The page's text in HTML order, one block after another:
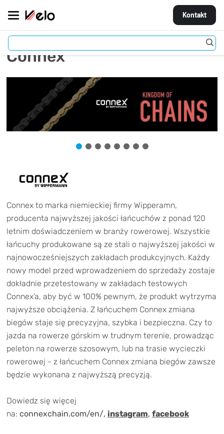
Kontakt
MARKI
CZĘŚCI
AKCESORIA
Kup bon podarunkowy
OGUMIENIE
Zestawy opon Vittoria teraz w
promocji z eBonem 60zł na kolejne
zakupy!
Sprawdź teraz >>>
KOŁA
TRENING
WYPRZEDAŻ
OUTLET
NOWOŚCI
BONY
PROMOCJE
KONTAKT
Connex
Connex to marka niemieckiej firmy Wipperamn,
producenta najwyższej jakości łańcuchów z ponad 120
letnim doświadczeniem w branży rowerowej. Wszystkie
łańcuchy produkowane są ze stali o najwyższej jakości w
najnowocześniejszych zakładach produkcyjnych. Każdy
nowy model przed wprowadzeniem do sprzedaży zostaje
dokładnie przetestowany w zakładach testowych
Connex’a, aby być w 100% pewnym, że produkt wytrzyma
najwyższe obciążenia. Z łańcuchem Connex zmiana
biegów staje się precyzyjna, szybka i bezpieczna. Czy to
jazda na rowerze górskim w trudnym terenie, prowadząc
peleton na rowerze szosowym, lub na trasie wycieczki
rowerowej - z łańcuchem Connex zmiana biegów zawsze
będzie wykonana z najwyższą precyzją.
Dowiedz się więcej
na: connexchain.com/en/, instagram, facebook